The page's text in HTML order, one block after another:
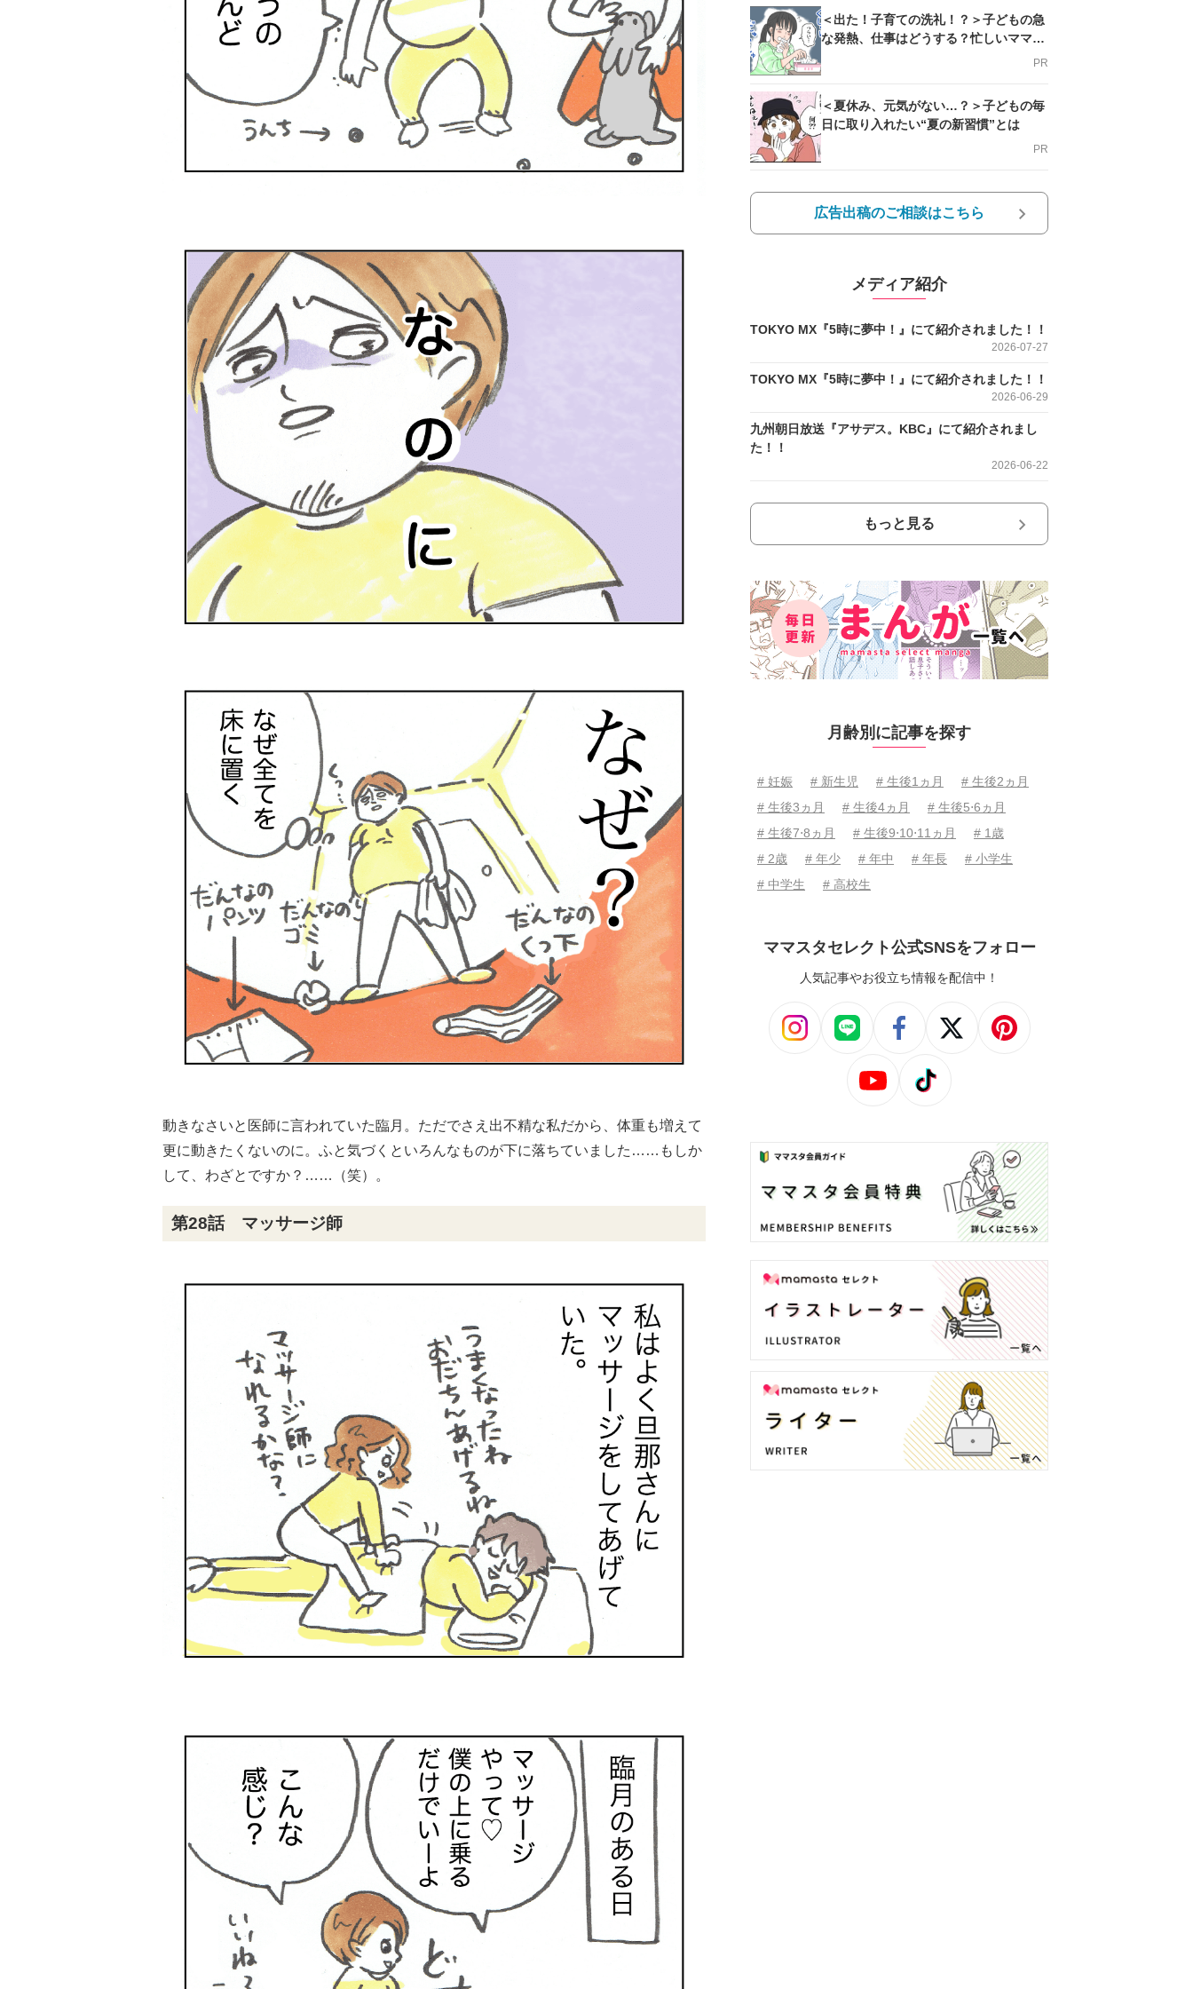
動きなさいと医師に言われていた臨月。ただでさえ出不精な私だから、体重も増えて
更に動きたくないのに。ふと気づくといろんなものが下に落ちていました……もしか
して、わざとですか？……（笑）。
第28話 マッサージ師
＜出た！子育ての洗礼！？＞子どもの急
な発熱、仕事はどうする？忙しいママを
PR
＜夏休み、元気がない…？＞子どもの毎
日に取り入れたい“夏の新習慣”とは
PR
広告出稿のご相談はこちら
メディア紹介
TOKYO MX『5時に夢中！』にて紹介されました！！
2026-07-27
TOKYO MX『5時に夢中！』にて紹介されました！！
2026-06-29
九州朝日放送『アサデス。KBC』にて紹介されまし
た！！
2026-06-22
もっと見る
月齢別に記事を探す
# 妊娠 # 新生児 # 生後1ヵ月
# 生後2ヵ月
# 生後3ヵ月
# 生後4ヵ月
# 生後5⋅6ヵ月
# 生後7⋅8ヵ月
# 生後9⋅10⋅11ヵ月
# 1歳
# 2歳
# 年少 # 年中 # 年長
# 小学生
# 中学生
# 高校生
ママスタセレクト公式SNSをフォロー
人気記事やお役立ち情報を配信中！